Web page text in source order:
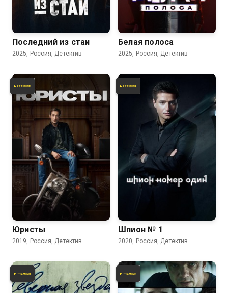
Последний из стаи
2025, Россия, Детектив
Белая полоса
2025, Россия, Детектив
6.3
Юристы
2019, Россия, Детектив
Шпион № 1
2020, Россия, Детектив